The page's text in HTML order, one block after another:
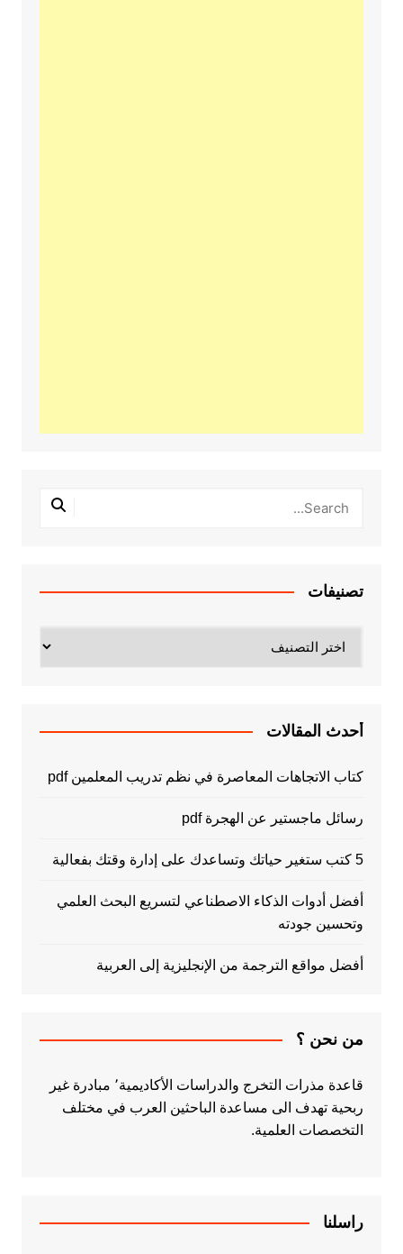
تصنيفات
أحدث المقالات
كتاب الاتجاهات المعاصرة في نظم تدريب المعلمين pdf
رسائل ماجستير عن الهجرة pdf
5 كتب ستغير حياتك وتساعدك على إدارة وقتك بفعالية
أفضل أدوات الذكاء الاصطناعي لتسريع البحث العلمي
وتحسين جودته
أفضل مواقع الترجمة من الإنجليزية إلى العربية
من نحن ؟
قاعدة مذرات التخرج والدراسات الأكاديمية٬ مبادرة غير
ربحية تهدف الى مساعدة الباحثين العرب في مختلف
التخصصات العلمية.
راسلنا